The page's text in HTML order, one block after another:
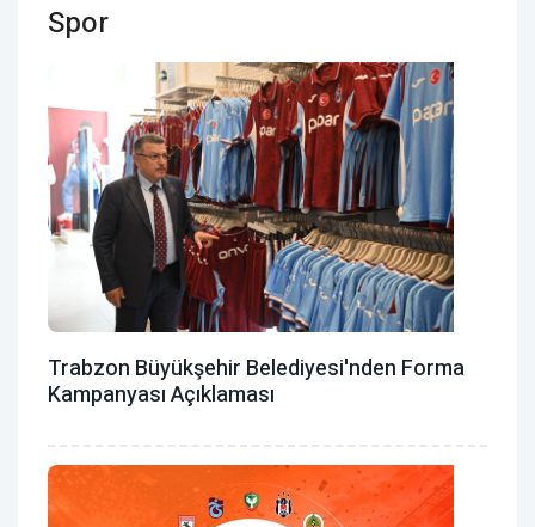
Spor
Trabzon Büyükşehir Belediyesi'nden Forma
Kampanyası Açıklaması